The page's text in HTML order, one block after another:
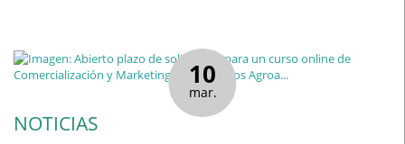
10
mar.
NOTICIAS